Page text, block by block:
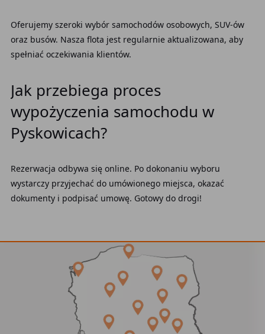
Oferujemy szeroki wybór samochodów osobowych, SUV-ów
oraz busów. Nasza flota jest regularnie aktualizowana, aby
spełniać oczekiwania klientów.
Jak przebiega proces
wypożyczenia samochodu w
Pyskowicach?
Rezerwacja odbywa się online. Po dokonaniu wyboru
wystarczy przyjechać do umówionego miejsca, okazać
dokumenty i podpisać umowę. Gotowy do drogi!